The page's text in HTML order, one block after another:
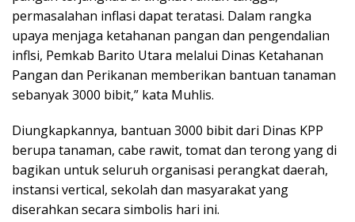
permasalahan inflasi dapat teratasi. Dalam rangka
upaya menjaga ketahanan pangan dan pengendalian
inflsi, Pemkab Barito Utara melalui Dinas Ketahanan
Pangan dan Perikanan memberikan bantuan tanaman
sebanyak 3000 bibit,” kata Muhlis.
Diungkapkannya, bantuan 3000 bibit dari Dinas KPP
berupa tanaman, cabe rawit, tomat dan terong yang di
bagikan untuk seluruh organisasi perangkat daerah,
instansi vertical, sekolah dan masyarakat yang
diserahkan secara simbolis hari ini.